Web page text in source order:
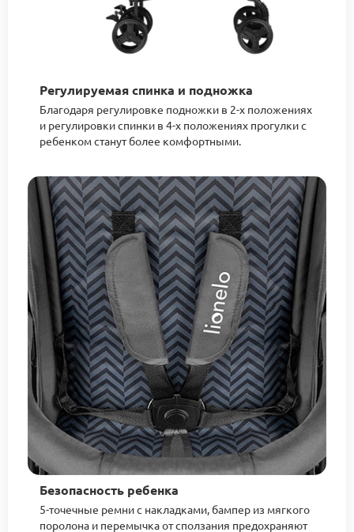
Регулируемая спинка и подножка
Благодаря регулировке подножки в 2-х положениях
и регулировки спинки в 4-х положениях прогулки с
ребенком станут более комфортными.
Безопасность ребенка
5-точечные ремни с накладками, бампер из мягкого
поролона и перемычка от сползания предохраняют